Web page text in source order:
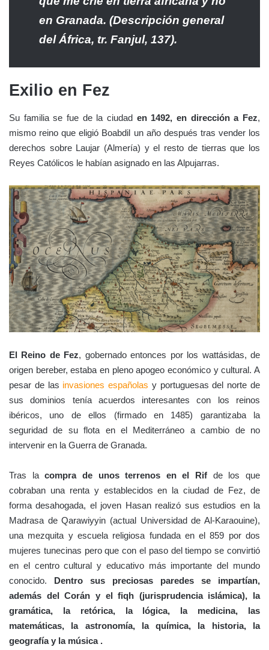
en Granada. (Descripción general
del África, tr. Fanjul, 137).
Exilio en Fez
Su familia se fue de la ciudad en 1492, en dirección a Fez,
mismo reino que eligió Boabdil un año después tras vender los
derechos sobre Laujar (Almería) y el resto de tierras que los
Reyes Católicos le habían asignado en las Alpujarras.
El Reino de Fez, gobernado entonces por los wattásidas, de
origen bereber, estaba en pleno apogeo económico y cultural. A
pesar de las invasiones españolas y portuguesas del norte de
sus dominios tenía acuerdos interesantes con los reinos
ibéricos, uno de ellos (firmado en 1485) garantizaba la
seguridad de su flota en el Mediterráneo a cambio de no
intervenir en la Guerra de Granada.
Tras lacompra de unos terrenos en el Rif de los que
cobraban una renta y establecidos en la ciudad de Fez, de
forma desahogada, el joven Hasan realizó sus estudios en la
Madrasa de Qarawiyyin (actual Universidad de Al-Karaouine),
una mezquita y escuela religiosa fundada en el 859 por dos
mujeres tunecinas pero que con el paso del tiempo se convirtió
en el centro cultural y educativo más importante del mundo
conocido.
Dentro sus preciosas paredes se impartían,
además del Corán y el fiqh (jurisprudencia islámica), la
gramática, la retórica, la lógica, la medicina, las
matemáticas, la astronomía, la química, la historia, la
geografía y la música .